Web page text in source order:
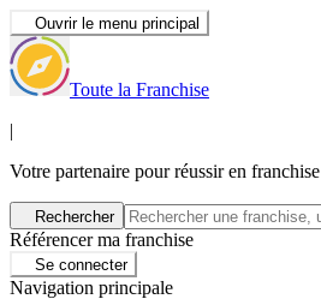
Ouvrir le menu principal
Toute la Franchise
|
Votre partenaire pour réussir en franchise
Rechercher
Référencer ma franchise
Se connecter
Navigation principale